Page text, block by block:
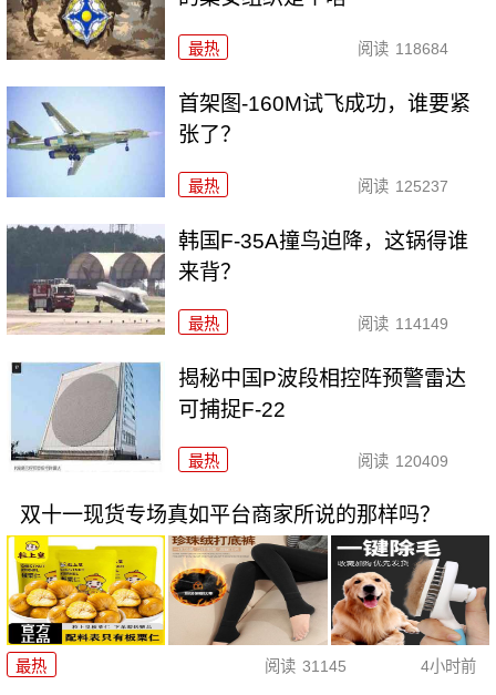
最热 阅读 118684
首架图-160M试飞成功，谁要紧
张了？
最热 阅读 125237
韩国F-35A撞鸟迫降，这锅得谁
来背？
最热 阅读 114149
揭秘中国P波段相控阵预警雷达
可捕捉F-22
最热 阅读 120409
双十一现货专场真如平台商家所说的那样吗？
最热 阅读 31145 4小时前